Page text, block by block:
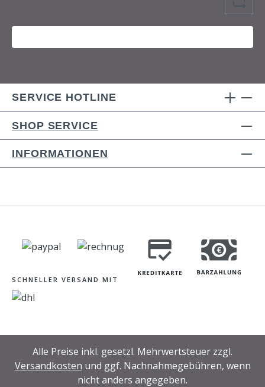
SERVICE HOTLINE
SHOP SERVICE
INFORMATIONEN
SCHNELLER VERSAND MIT
Alle Preise inkl. gesetzl. Mehrwertsteuer zzgl.
Versandkosten und ggf. Nachnahmegebühren, wenn
nicht anders angegeben.